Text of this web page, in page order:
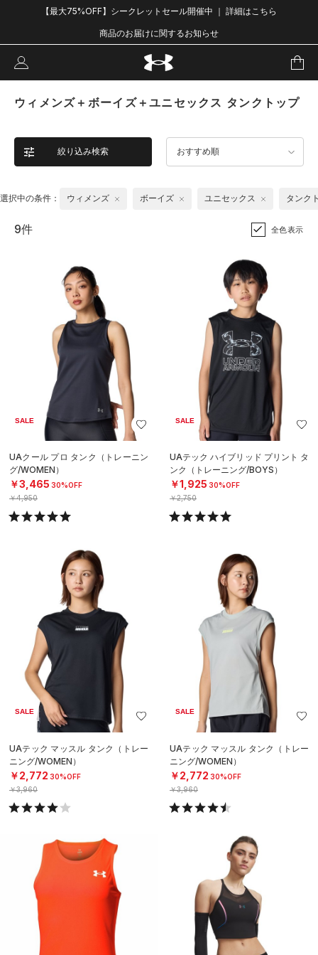
【最大75%OFF】シークレットセール開催中 ｜ 詳細はこちら
商品のお届けに関するお知らせ
ウィメンズ＋ボーイズ＋ユニセックス タンクトップ
絞り込み検索 おすすめ順
選択中の条件： ウィメンズ ボーイズ ユニセックス タンク
9件 全色表示
SALE
UAクール プロ タンク（トレーニン
グ/WOMEN）
￥3,465 30%OFF
￥4,950
SALE
UAテック ハイブリッド プリント タ
ンク（トレーニング/BOYS）
￥1,925 30%OFF
￥2,750
SALE
UAテック マッスル タンク（トレー
ニング/WOMEN）
￥2,772 30%OFF
￥3,960
SALE
UAテック マッスル タンク（トレー
ニング/WOMEN）
￥2,772 30%OFF
￥3,960